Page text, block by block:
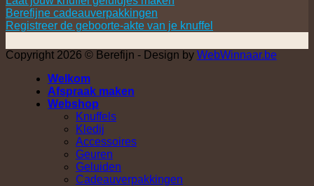
Berefijne cadeauverpakkingen
Registreer de geboorte-akte van je knuffel
Copyright 2026 © Berefijn - Design by WebWinnaar.be
Welkom
Afspraak maken
Webshop
Knuffels
Kledij
Accessoires
Geuren
Geluiden
Cadeauverpakkingen